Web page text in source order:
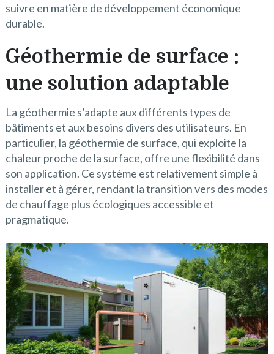
suivre en matière de développement économique
durable.
Géothermie de surface :
une solution adaptable
La géothermie s’adapte aux différents types de
bâtiments et aux besoins divers des utilisateurs. En
particulier, la géothermie de surface, qui exploite la
chaleur proche de la surface, offre une flexibilité dans
son application. Ce système est relativement simple à
installer et à gérer, rendant la transition vers des modes
de chauffage plus écologiques accessible et
pragmatique.